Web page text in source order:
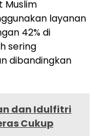
Muslim
layanan
42% di
sering
dibandingkan
dan Idulfitri
Cukup